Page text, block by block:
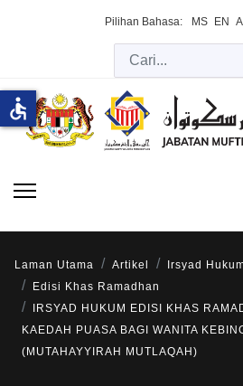
Pilihan Bahasa: MS EN
Laman Utama Artikel
Irsyad
Edisi Khas Ramadhan
IRSYAD HUKUM EDISI KHAS
KAEDAH PUASA BAGI WANITA
(MUTAHAYYIRAH MUTLAQAH)
accessible